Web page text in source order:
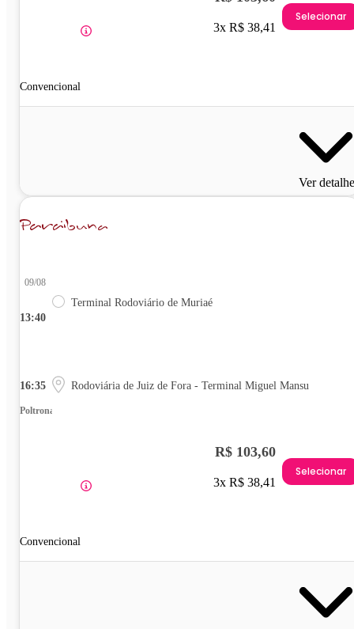
Convencional
3x R$ 38,41
Selecionar
Ver
13:40
09/08
Terminal Rodoviário de Muriaé
16:35 Rodoviária de Juiz de Fora - Terminal Miguel Mansu
Poltrona
Convencional
R$ 103,60
3x R$ 38,41
Selecionar